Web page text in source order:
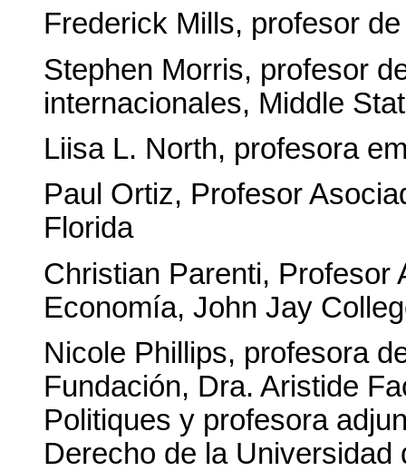
Frederick Mills, profesor
Stephen Morris, profesor
internacionales, Middle
Liisa L. North, profesora
Paul Ortiz, Profesor
Florida
Christian Parenti, Profesor
Economía, John Jay
Nicole Phillips, profesora
Fundación, Dra. Aristide
Politiques y profesora
Derecho de la